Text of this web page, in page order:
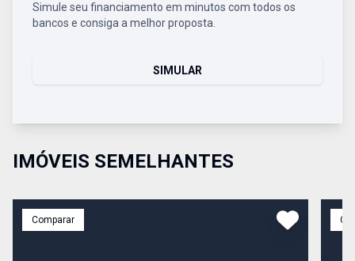
Simule seu financiamento em minutos com todos os
bancos e consiga a melhor proposta.
SIMULAR
IMÓVEIS SEMELHANTES
Comparar